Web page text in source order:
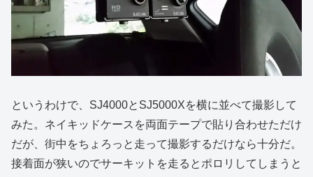
というわけで、SJ4000とSJ5000Xを横に並べて撮影して
みた。ネイキッドケースを両面テープで貼り合わせただけ
だが、街中をちょろっと走って撮影するだけなら十分だ。
接着面が狭いのでサーキットを走るとポロリしてしまうと